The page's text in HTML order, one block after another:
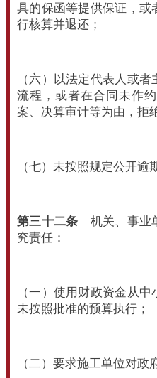
具的保函等提供保证，或
行核算并退还；
（六）以法定代表人或
流程，或者在合同未作
案、决算审计等为由，拒
（七）未按照规定公开
第三十二条 机关、事业
究责任：
（一）使用财政资金从
未按照批准的预算执行；
（二）要求施工单位对政